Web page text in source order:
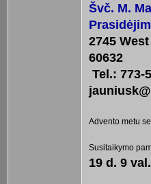
Švč. M.
2745
60632
Tel.: 773-
Advento metu
Susitaikymo
19 d. 9